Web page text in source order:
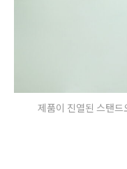
제품이 진열된 스탠